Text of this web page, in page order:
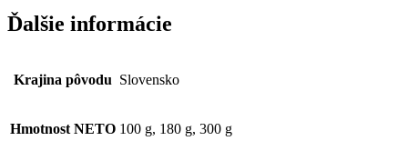
Ďalšie informácie
Krajina pôvodu Slovensko
Hmotnost NETO 100 g, 180 g, 300 g